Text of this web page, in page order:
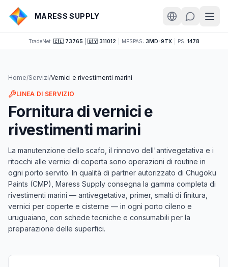
MARESS SUPPLY
TradeNet: 🇨🇱 73765 🇺🇾 311012 MESPAS: 3MD-9TX PS: 1478
Home/Servizi/Vernici e rivestimenti marini
LINEA DI SERVIZIO
Fornitura di vernici e
rivestimenti marini
La manutenzione dello scafo, il rinnovo dell'antivegetativa e i
ritocchi alle vernici di coperta sono operazioni di routine in
ogni porto servito. In qualità di partner autorizzato di Chugoku
Paints (CMP), Maress Supply consegna la gamma completa di
rivestimenti marini — antivegetativa, primer, smalti di finitura,
vernici per coperte e cisterne — in ogni porto cileno e
uruguaiano, con schede tecniche e consumabili per la
preparazione delle superfici.